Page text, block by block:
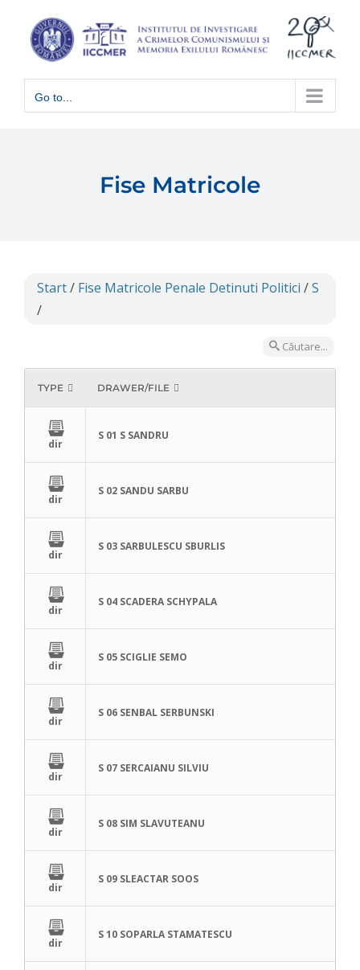
content
Go to...
Fise Matricole
Start/ Fise Matricole Penale Detinuti Politici /S
/
Căutare...
TYPE DRAWER/FILE
dir
S 01 S SANDRU
dir
S 02 SANDU SARBU
dir
S 03 SARBULESCU SBURLIS
dir
S 04 SCADERA SCHYPALA
dir
S 05 SCIGLIE SEMO
dir
S 06 SENBAL SERBUNSKI
dir
S 07 SERCAIANU SILVIU
dir
S 08 SIM SLAVUTEANU
dir
S 09 SLEACTAR SOOS
dir
S 10 SOPARLA STAMATESCU